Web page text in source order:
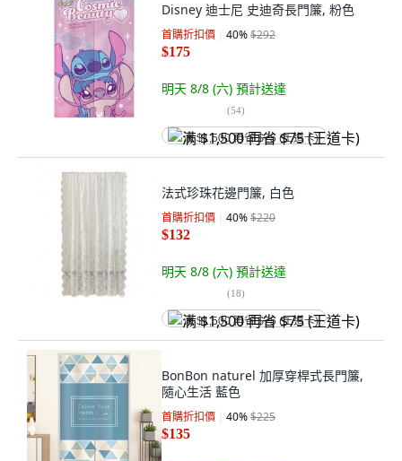
Disney 迪士尼 史迪奇長門簾, 粉色
首購折扣價 40%$292
$175
明天 8/8 (六) 預計送達
(54)
满 $1,500 再省 $75 (王道卡)
法式珍珠花邊門簾, 白色
首購折扣價 40%$220
$132
明天 8/8 (六) 預計送達
(18)
满 $1,500 再省 $75 (王道卡)
BonBon naturel 加厚穿桿式長門簾,
隨心生活 藍色
首購折扣價 40%$225
$135